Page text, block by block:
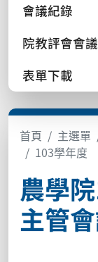
會議紀錄
院教評會會
表單下載
首頁 主選單
103學年度
農學
主管